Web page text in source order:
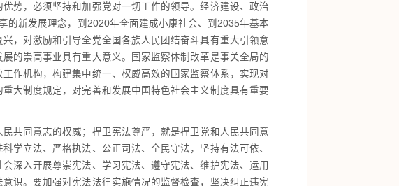
势，必须坚持和加强党对一切工作的领导。经济建设、政治
的新发展理念，到2020年全面建成小康社会、到2035年基本
，对激励和引导全党全国各族人民团结奋斗具有重大引领意
的崇高事业具有重大意义。国家监察体制改革是事关全局的
作机构，构建集中统一、权威高效的国家监察体系，实现对
大制度规定，对完善和发展中国特色社会主义制度具有重要
同意志的权威；捍卫宪法尊严，就是捍卫党和人民共同意
学立法、严格执法、公正司法、全民守法，坚持有法可依、
深入开展尊崇宪法、学习宪法、遵守宪法、维护宪法、运用
识。要加强对宪法法律实施情况的监督检查，坚决纠正违宪